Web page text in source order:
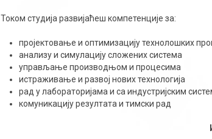
Током студија развијаћеш компетенције за:
пројектовање и оптимизацију технолошких
анализу и симулацију сложених система
управљање производњом и процесима
истраживање и развој нових технологија
рад у лабораторијама и са индустријским
комуникацију резултата и тимски рад